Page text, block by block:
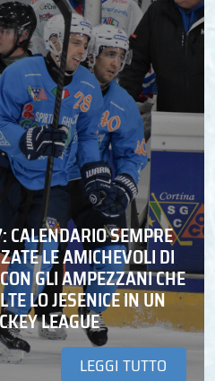
SEMPRE
LE AMICHEVOLI DI
GLI AMPEZZANI CHE
LO JESENICE IN UN
LEAGUE
LEGGI TUTTO